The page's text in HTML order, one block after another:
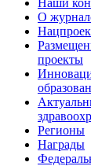
О
проекты
Регионы
Награды